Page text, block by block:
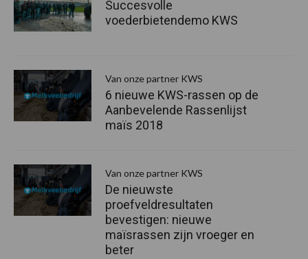
Succesvolle
voederbietendemo KWS
Van onze partner KWS
6 nieuwe KWS-rassen op de
Aanbevelende Rassenlijst
maïs 2018
Van onze partner KWS
De nieuwste
proefveldresultaten
bevestigen: nieuwe
maïsrassen zijn vroeger en
beter